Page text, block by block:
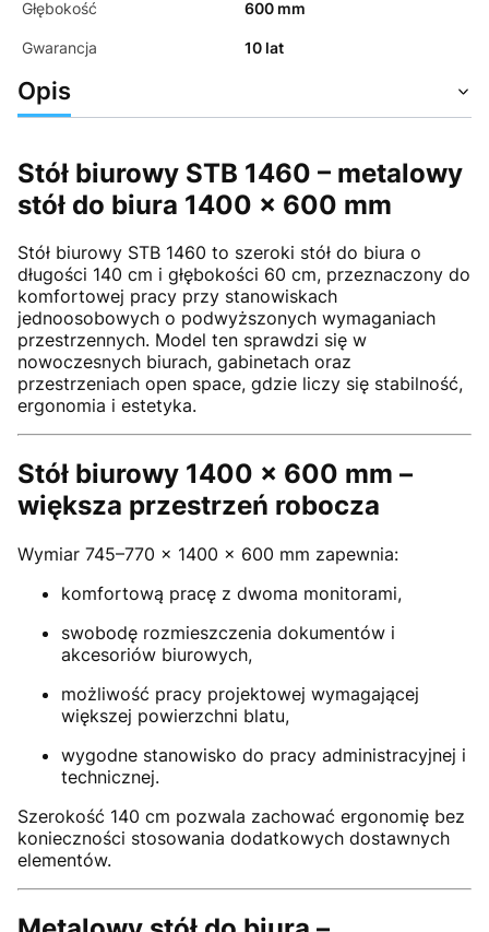
Głębokość 600 mm
Gwarancja 10 lat
Opis
Stół biurowy STB 1460 – metalowy
stół do biura 1400 × 600 mm
Stół biurowy STB 1460 to szeroki stół do biura o
długości 140 cm i głębokości 60 cm, przeznaczony do
komfortowej pracy przy stanowiskach
jednoosobowych o podwyższonych wymaganiach
przestrzennych. Model ten sprawdzi się w
nowoczesnych biurach, gabinetach oraz
przestrzeniach open space, gdzie liczy się stabilność,
ergonomia i estetyka.
Stół biurowy 1400 × 600 mm –
większa przestrzeń robocza
Wymiar 745–770 × 1400 × 600 mm zapewnia:
komfortową pracę z dwoma monitorami,
swobodę rozmieszczenia dokumentów i
akcesoriów biurowych,
możliwość pracy projektowej wymagającej
większej powierzchni blatu,
wygodne stanowisko do pracy administracyjnej i
technicznej.
Szerokość 140 cm pozwala zachować ergonomię bez
konieczności stosowania dodatkowych dostawnych
elementów.